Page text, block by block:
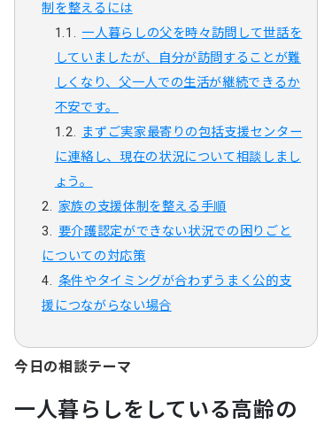
制を整えるには
一人暮らしの父を時々訪問して世話を
していましたが、自分が訪問することが難
しくなり、父一人での生活が継続できるか
不安です。
まずご実家最寄りの包括支援センター
に連絡し、現在の状況について相談しまし
ょう。
家族の支援体制を整える手順
要介護認定ができない状況での困りごと
についての対応策
条件やタイミングが合わずうまく公的支
援につながらない場合
今日の相談テーマ
一人暮らしをしている高齢の